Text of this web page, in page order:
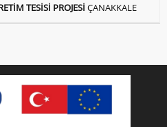
TESİSİ PROJESİ ÇANAKKALE